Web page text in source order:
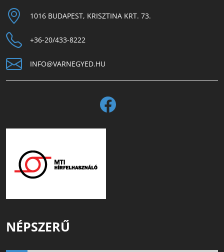
1016 BUDAPEST, KRISZTINA KRT. 73.
+36-20/433-8222
INFO@VARNEGYED.HU
NÉPSZERŰ